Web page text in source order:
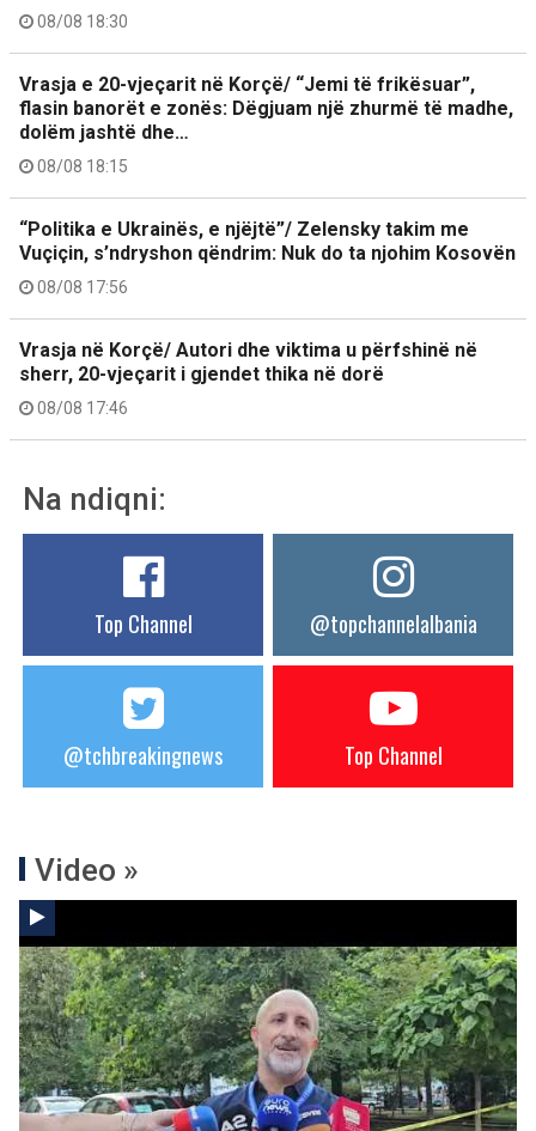
08/08 18:30
Vrasja e 20-vjeçarit në Korçë/ “Jemi të frikësuar”,
flasin banorët e zonës: Dëgjuam një zhurmë të madhe,
dolëm jashtë dhe…
08/08 18:15
“Politika e Ukrainës, e njëjtë”/ Zelensky takim me
Vuçiçin, s’ndryshon qëndrim: Nuk do ta njohim Kosovën
08/08 17:56
Vrasja në Korçë/ Autori dhe viktima u përfshinë në
sherr, 20-vjeçarit i gjendet thika në dorë
08/08 17:46
Na ndiqni:
Top Channel @topchannelalbania
@tchbreakingnews Top Channel
Video »